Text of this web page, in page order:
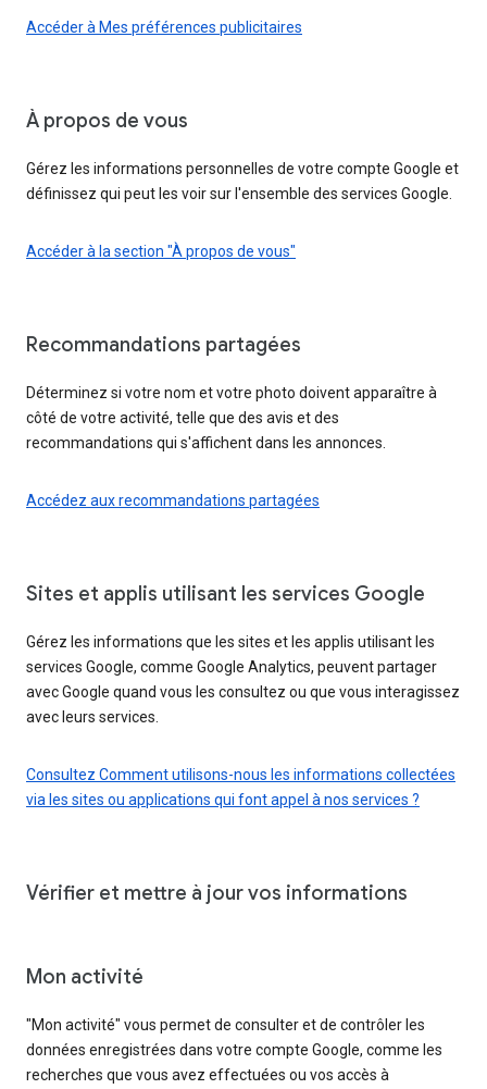
Accéder à Mes préférences publicitaires
À propos de vous
Gérez les informations personnelles de votre compte Google et
définissez qui peut les voir sur l'ensemble des services Google.
Accéder à la section "À propos de vous"
Recommandations partagées
Déterminez si votre nom et votre photo doivent apparaître à
côté de votre activité, telle que des avis et des
recommandations qui s'affichent dans les annonces.
Accédez aux recommandations partagées
Sites et applis utilisant les services Google
Gérez les informations que les sites et les applis utilisant les
services Google, comme Google Analytics, peuvent partager
avec Google quand vous les consultez ou que vous interagissez
avec leurs services.
Consultez Comment utilisons-nous les informations collectées
via les sites ou applications qui font appel à nos services ?
Vérifier et mettre à jour vos informations
Mon activité
"Mon activité" vous permet de consulter et de contrôler les
données enregistrées dans votre compte Google, comme les
recherches que vous avez effectuées ou vos accès à